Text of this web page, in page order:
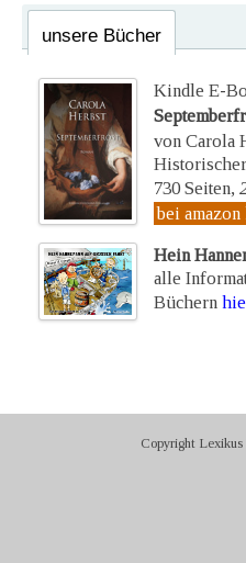
unsere Bücher
Kindle E-
von Carola
730 Seiten,
bei
Hein
alle
Büchern
Copyright Lexikus